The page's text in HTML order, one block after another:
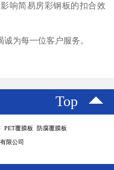
响简易房彩钢板的扣合效
为每一位客户服务。
Top
覆膜板 防腐覆膜板
限公司